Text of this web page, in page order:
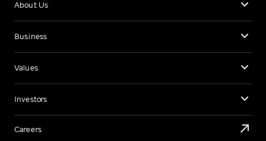
About Us
Business
Values
Investors
Careers